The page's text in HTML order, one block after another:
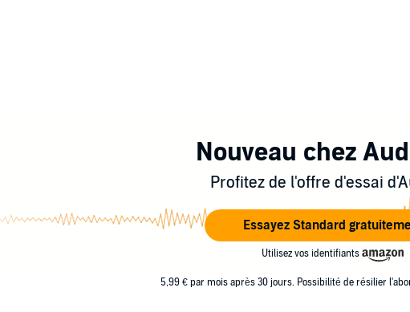
Nouveau chez
Profitez de l'offre d'essai
Essayez Standard
Utilisez vos identifiants
5,99 € par mois après 30 jours. Possibilité de résilier